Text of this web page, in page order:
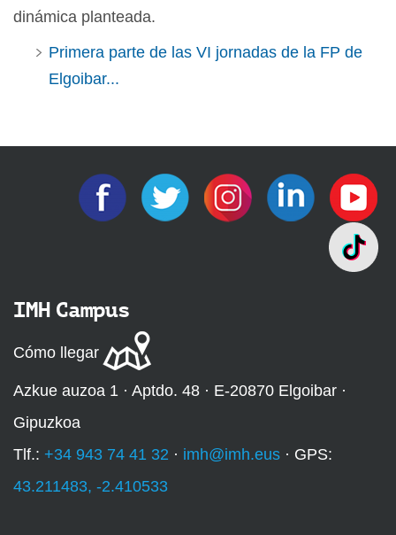
dinámica planteada.
Primera parte de las VI jornadas de la FP de
Elgoibar...
IMH Campus
Cómo llegar
Azkue auzoa 1 · Aptdo. 48 · E-20870 Elgoibar ·
Gipuzkoa
Tlf.: +34 943 74 41 32 · imh@imh.eus · GPS:
43.211483, -2.410533